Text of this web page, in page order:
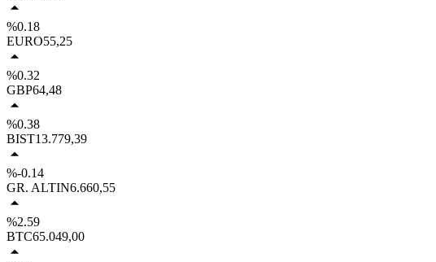
%0.18
EURO55,25
%0.32
GBP64,48
%0.38
BIST13.779,39
%-0.14
GR. ALTIN6.660,55
%2.59
BTC65.049,00